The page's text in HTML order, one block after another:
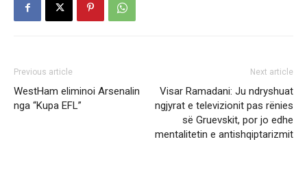
Previous article
WestHam eliminoi Arsenalin
nga “Kupa EFL”
Next article
Visar Ramadani: Ju ndryshuat
ngjyrat e televizionit pas rënies
së Gruevskit, por jo edhe
mentalitetin e antishqiptarizmit